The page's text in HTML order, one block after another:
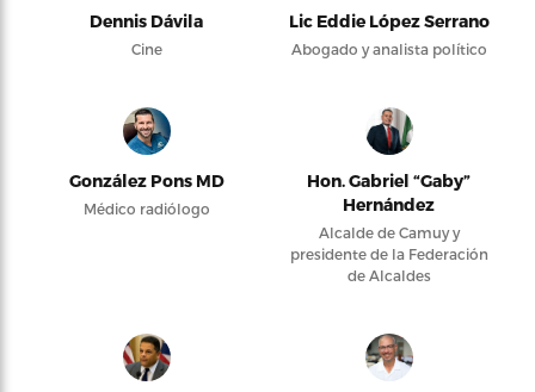
Dennis Dávila
Cine
Lic Eddie López Serrano
Abogado y analista político
González Pons MD
Médico radiólogo
Hon. Gabriel “Gaby”
Hernández
Alcalde de Camuy y
presidente de la Federación
de Alcaldes